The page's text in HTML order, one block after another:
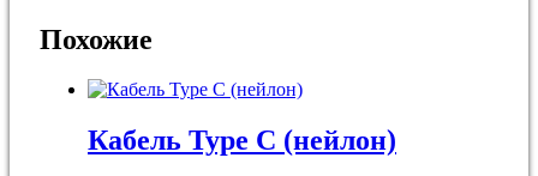
Похожие
Кабель Type C (нейлон)